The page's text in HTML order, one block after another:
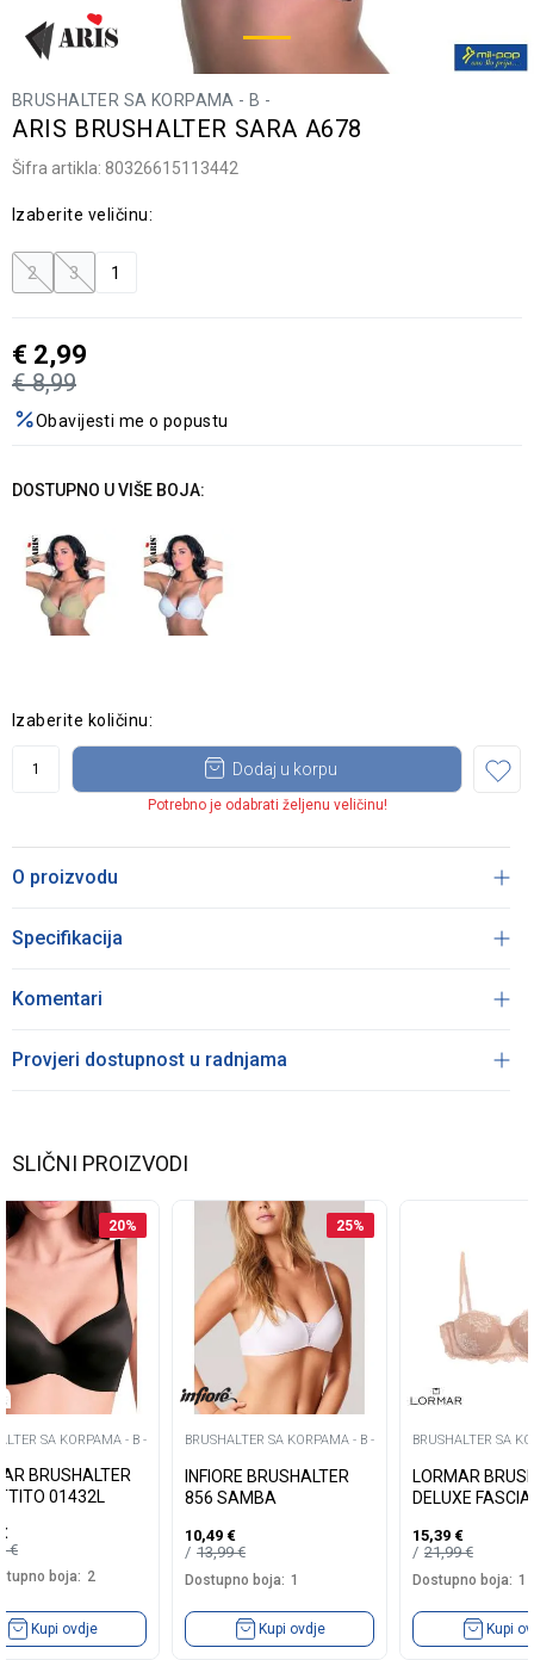
BRUSHALTER SA KORPAMA - B -
ARIS BRUSHALTER SARA A678
Šifra artikla: 80326615113442
Izaberite veličinu:
2 3 1
€ 8,99
€ 2,99
Obavijesti me o popustu
DOSTUPNO U VIŠE BOJA:
Izaberite količinu:
Dodaj u korpu
Potrebno je odabrati željenu veličinu!
O proizvodu
Specifikacija
Komentari
Provjeri dostupnost u radnjama
SLIČNI PROIZVODI
20%
SA KORPAMA - B -
BRUSHALTER
01432L
€
€
boja: 2
Kupi ovdje
25%
BRUSHALTER SA KORPAMA - B -
INFIORE BRUSHALTER
856 SAMBA
10,49 €
13,99€
Dostupno boja: 1
Kupi ovdje
BRUSHALTER SA
LORMAR
DELUXE FASCIA
15,39 €
21,99€
Dostupno boja: 1
Kupi